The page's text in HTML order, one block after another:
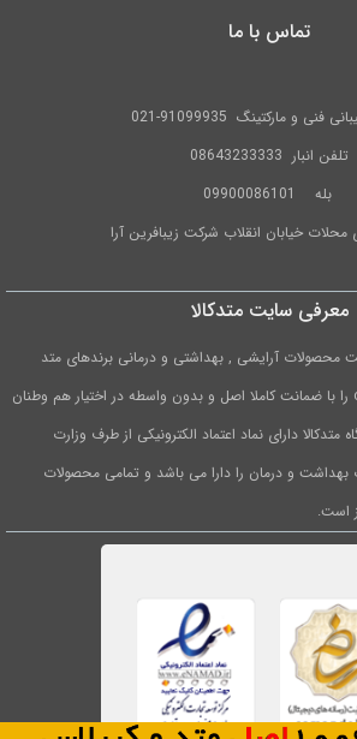
تماس با ما
فنی و مارکتینگ 91099935-021
تلفن انبار 08643233333
بله
09900086101
محلات خیابان انقلاب شرکت زیبافرین آرا
معرفی سایت متدکالا
محصولات آرایشی , بهداشتی و درمانی برندهای متد
method و کرپلاس careplus را با ضمانت کاملا اصل و بدون واسطه در اختیار هم وطنان
دارای نماد اعتماد الکترونیکی از طرف وزارت
و درمان را دارا می باشد و تمامی محصولات
است.